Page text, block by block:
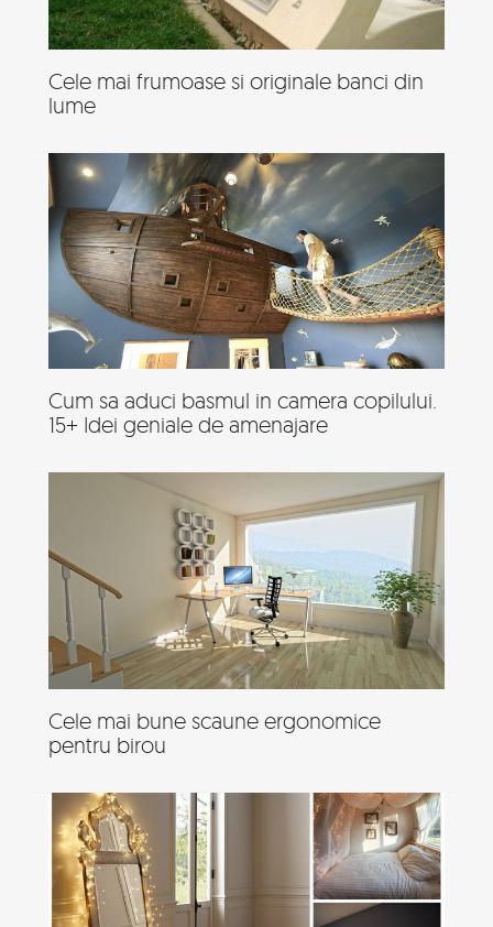
Cele mai frumoase si originale banci din
lume
Cum sa aduci basmul in camera copilului.
15+ Idei geniale de amenajare
Cele mai bune scaune ergonomice
pentru birou